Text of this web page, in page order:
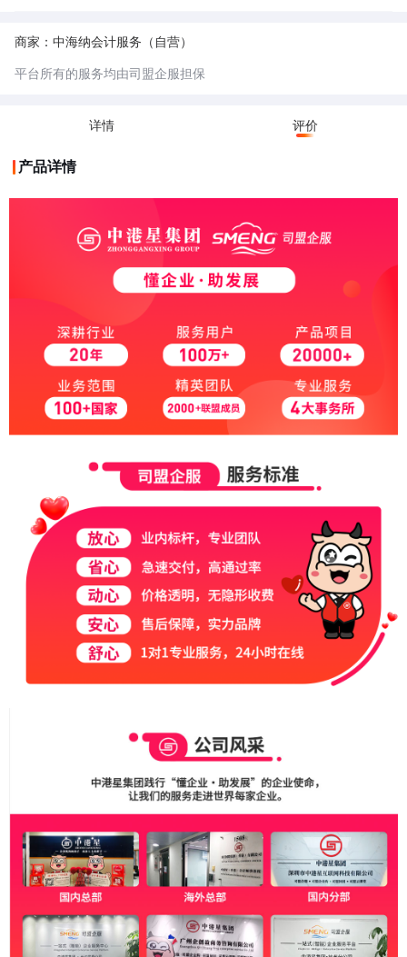
商家：中海纳会计服务（自营）
平台所有的服务均由司盟企服担保
详情 评价
产品详情